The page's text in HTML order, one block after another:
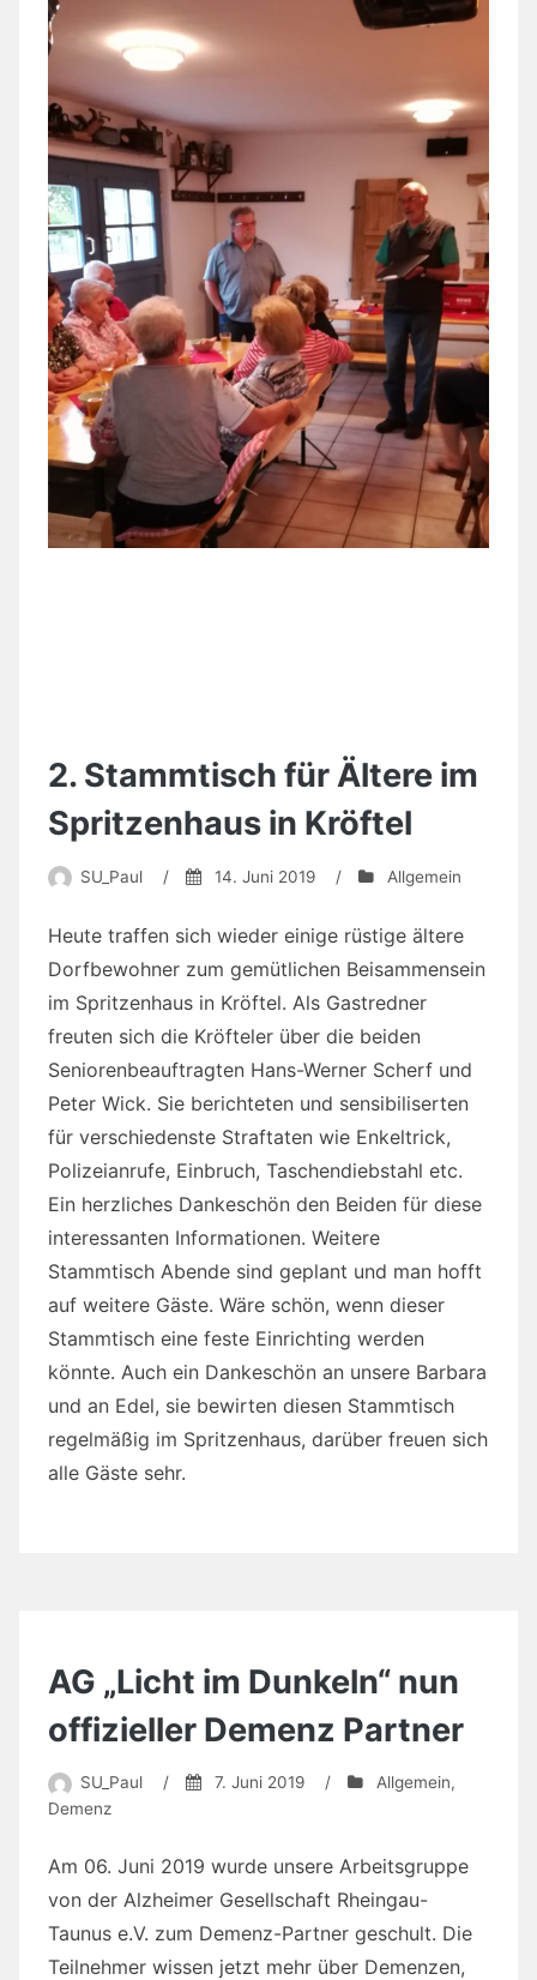
2. Stammtisch für Ältere im
Spritzenhaus in Kröftel
SU_Paul / 14. Juni 2019 / Allgemein
Heute traffen sich wieder einige rüstige ältere
Dorfbewohner zum gemütlichen Beisammensein
im Spritzenhaus in Kröftel. Als Gastredner
freuten sich die Kröfteler über die beiden
Seniorenbeauftragten Hans-Werner Scherf und
Peter Wick. Sie berichteten und sensibiliserten
für verschiedenste Straftaten wie Enkeltrick,
Polizeianrufe, Einbruch, Taschendiebstahl etc.
Ein herzliches Dankeschön den Beiden für diese
interessanten Informationen. Weitere
Stammtisch Abende sind geplant und man hofft
auf weitere Gäste. Wäre schön, wenn dieser
Stammtisch eine feste Einrichting werden
könnte. Auch ein Dankeschön an unsere Barbara
und an Edel, sie bewirten diesen Stammtisch
regelmäßig im Spritzenhaus, darüber freuen sich
alle Gäste sehr.
AG „Licht im Dunkeln“ nun
offizieller Demenz Partner
SU_Paul / 7. Juni 2019 / Allgemein,
Demenz
Am 06. Juni 2019 wurde unsere Arbeitsgruppe
von der Alzheimer Gesellschaft Rheingau-
Taunus e.V. zum Demenz-Partner geschult. Die
Teilnehmer wissen jetzt mehr über Demenzen,